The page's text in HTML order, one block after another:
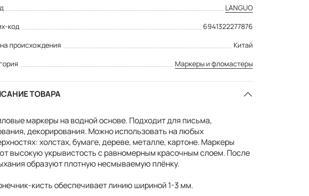
LANGUO
код
6941322277876
происхождения
Китай
Маркеры и фломастеры
ТОВАРА
маркеры на водной основе. Подходит для письма,
декорирования. Можно использовать на любых
холстах, бумаге, дереве, металле, картоне. Маркеры
высокую укрывистость с равномерным красочным слоем. После
образуют плотную несмываемую плёнку.
кисть обеспечивает линию шириной 1-3 мм.